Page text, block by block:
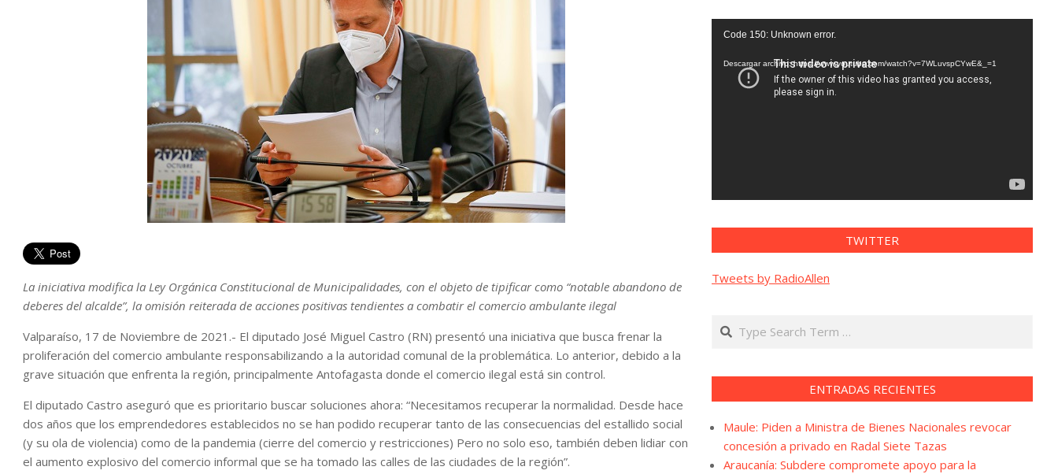
La iniciativa modifica la Ley Orgánica Constitucional de Municipalidades, con el objeto de tipificar como “notable abandono de
deberes del alcalde”, la omisión reiterada de acciones positivas tendientes a combatir el comercio ambulante ilegal
Valparaíso, 17 de Noviembre de 2021.- El diputado José Miguel Castro (RN) presentó una iniciativa que busca frenar la
proliferación del comercio ambulante responsabilizando a la autoridad comunal de la problemática. Lo anterior, debido a la
grave situación que enfrenta la región, principalmente Antofagasta donde el comercio ilegal está sin control.
El diputado Castro aseguró que es prioritario buscar soluciones ahora: “Necesitamos recuperar la normalidad. Desde hace
dos años que los emprendedores establecidos no se han podido recuperar tanto de las consecuencias del estallido social
(y su ola de violencia) como de la pandemia (cierre del comercio y restricciones) Pero no solo eso, también deben lidiar con
el aumento explosivo del comercio informal que se ha tomado las calles de las ciudades de la región”.
Reproductor
vídeo
Code 150: Unknown error.
Descargar archivo: https://www.youtube.com/watch?v=7WLuvspCYwE&_=1
TWITTER
Tweets by RadioAllen
Search
ENTRADAS RECIENTES
Maule: Piden a Ministra de Bienes Nacionales revocar
concesión a privado en Radal Siete Tazas
Araucanía: Subdere compromete apoyo para la